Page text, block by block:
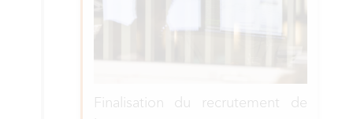
Finalisation du recrutement de